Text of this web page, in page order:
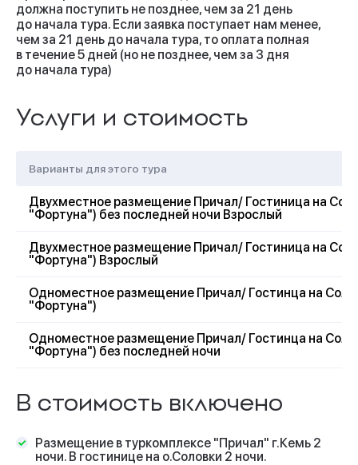
Туристы могут уехать из Кеми вечерним
поездом №011Ч Кемь - Санкт-Петербург в
20:40.
В этом случае предоставляется скидка:
При одноместном размещении - 4 000 руб/чел.
должна поступить не позднее, чем за 21 день
до начала тура. Если заявка поступает нам менее,
чем за 21 день до начала тура, то оплата полная
в течение 5 дней (но не позднее, чем за 3 дня
до начала тура)
Услуги и стоимость
Варианты для этого тура
Двухместное размещение Причал/ Гостиница на
"Фортуна") без последней ночи Взрослый
Двухместное размещение Причал/ Гостиница на
"Фортуна") Взрослый
Одноместное размещение Причал/ Гостинца на
"Фортуна")
Одноместное размещение Причал/ Гостинца на
"Фортуна") без последней ночи
В стоимость включено
Размещение в туркомплексе "Причал" г.Кемь 2
ночи. В гостинице на о.Соловки 2 ночи.